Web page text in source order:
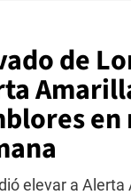
de
en
elevar a Alerta